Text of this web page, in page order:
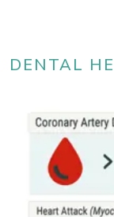
DENTAL